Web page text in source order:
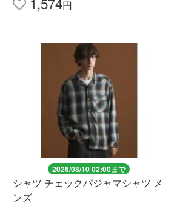
円
2026/08/10 02:00まで
シャツ チェックパジャマシャツ メ
ンズ